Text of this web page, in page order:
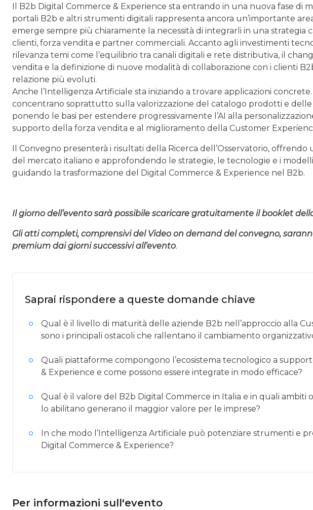
Il B2b Digital Commerce & Experience sta entrando in una nuova fase di
portali B2b e altri strumenti digitali rappresenta ancora un’importante
emerge sempre più chiaramente la necessità di integrarli in una strategia
clienti, forza vendita e partner commerciali. Accanto agli investimenti
rilevanza temi come l’equilibrio tra canali digitali e rete distributiva, il
vendita e la definizione di nuove modalità di collaborazione con i clienti
relazione più evoluti.
Anche l’Intelligenza Artificiale sta iniziando a trovare applicazioni concrete.
concentrano soprattutto sulla valorizzazione del catalogo prodotti e
ponendo le basi per estendere progressivamente l’AI alla
supporto della forza vendita e al miglioramento della Customer
Il Convegno presenterà i risultati della Ricerca dell’Osservatorio, offrendo
del mercato italiano e approfondendo le strategie, le tecnologie e i
guidando la trasformazione del Digital Commerce & Experience nel B2b.
Il giorno dell’evento sarà possibile scaricare gratuitamente il booklet
Gli atti completi, comprensivi del Video on demand del convegno,
premium dai giorni successivi all’evento.
Saprai rispondere a queste domande chiave
Qual è il livello di maturità delle aziende B2b nell’approccio alla
sono i principali ostacoli che rallentano il cambiamento
Quali piattaforme compongono l’ecosistema tecnologico a
& Experience e come possono essere integrate in modo efficace?
Qual è il valore del B2b Digital Commerce in Italia e in quali ambiti
lo abilitano generano il maggior valore per le imprese?
In che modo l’Intelligenza Artificiale può potenziare strumenti e
Digital Commerce & Experience?
Per informazioni sull'evento